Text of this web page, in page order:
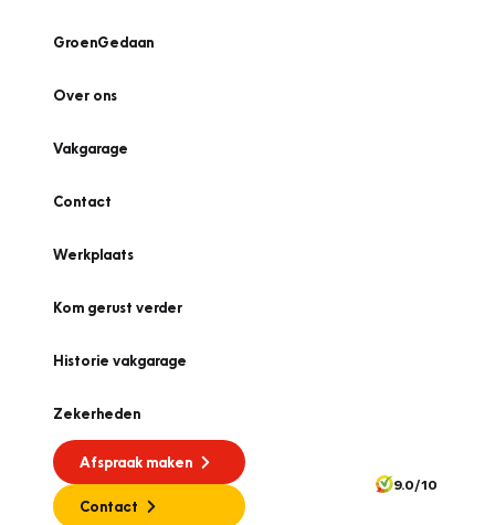
GroenGedaan
Over ons
Vakgarage
Contact
Werkplaats
Kom gerust verder
Historie vakgarage
Zekerheden
Afspraak maken
Contact
9.0/10